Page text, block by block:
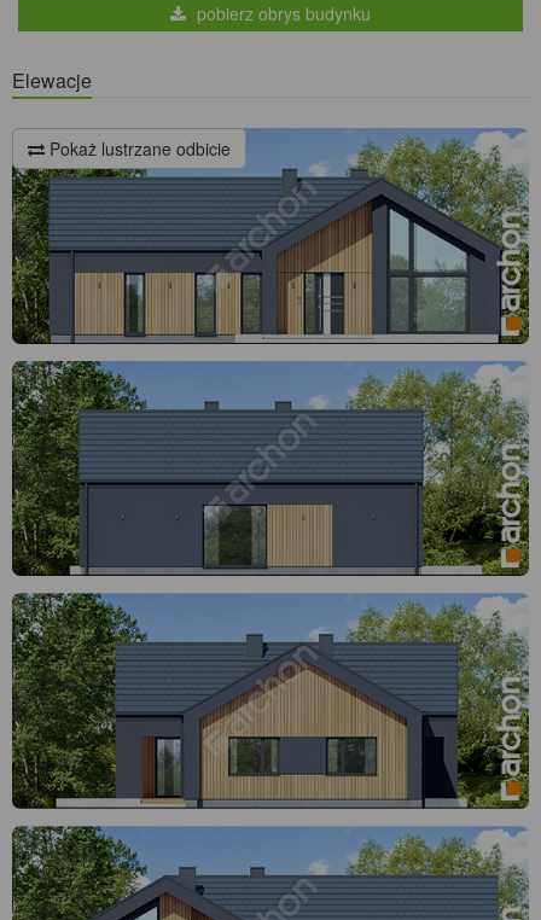
pobierz obrys budynku
Elewacje
Pokaż lustrzane odbicie